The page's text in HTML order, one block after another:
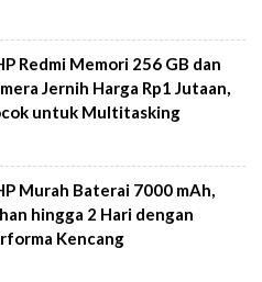
Redmi Memori 256 GB dan
Jernih Harga Rp1 Jutaan,
untuk Multitasking
Murah Baterai 7000 mAh,
hingga 2 Hari dengan
Kencang